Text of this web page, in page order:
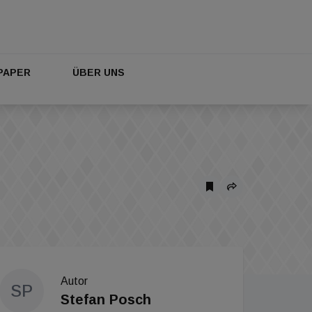
ÜBER UNS
SP
Autor
Stefan Posch